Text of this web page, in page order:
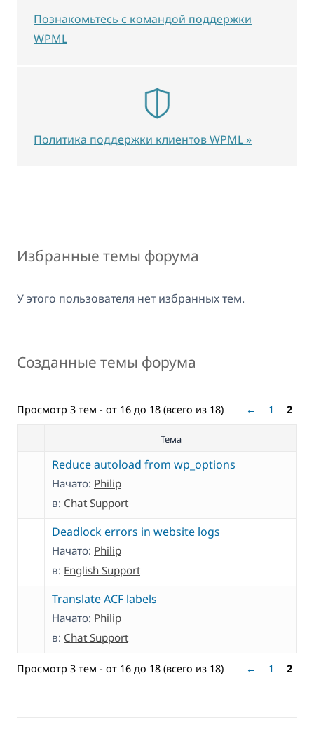
Избранные темы форума
У этого пользователя нет избранных тем.
Созданные темы форума
Просмотр 3 тем - от 16 до 18 (всего из 18) ← 1 2
Тема
Reduce autoload from wp_options
Начато: Philip
в: Chat Support
Deadlock errors in website logs
Начато: Philip
в: English Support
Translate ACF labels
Начато: Philip
в: Chat Support
Просмотр 3 тем - от 16 до 18 (всего из 18) ← 1 2
Познакомьтесь с командой поддержки
WPML
Политика поддержки клиентов WPML »